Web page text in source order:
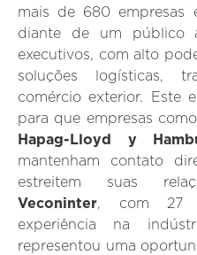
mais de 680 empresas
diante de um público
executivos, com alto
soluções logísticas,
comércio exterior. Este
para que empresas como
Hapag-Lloyd y
mantenham contato
estreitem suas
Veconinter, com 27
experiência na
representou uma